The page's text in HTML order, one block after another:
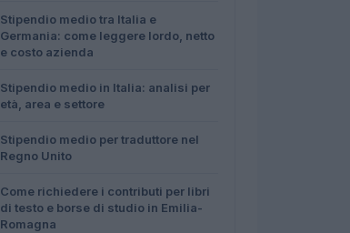
Stipendio medio tra Italia e
Germania: come leggere lordo, netto
e costo azienda
Stipendio medio in Italia: analisi per
età, area e settore
Stipendio medio per traduttore nel
Regno Unito
Come richiedere i contributi per libri
di testo e borse di studio in Emilia-
Romagna